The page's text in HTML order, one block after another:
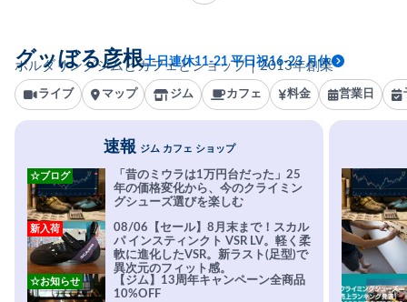
ボルダリングジムとカフェとショップ｜2013年創業
グッぼる彦根土日連休11-21 平日祝16-23 月休
ライブ マップ ジム カフェ 料金 営業日
速報 ジム カフェ ショップ
「昔のミウラは1万円台だった」25
年の価格変化から、今のクライミン
グシューズ選びを楽しむ
☆ブログ
08/06【セール】8月末まで！スカル
パ インスティンクト VSR LV。軽く柔
軟に進化したVSR。新ラスト(足型)で
異次元のフィット感。
新入荷
【ジム】13周年キャンペーン全商品
10%OFF
☆お知らせ